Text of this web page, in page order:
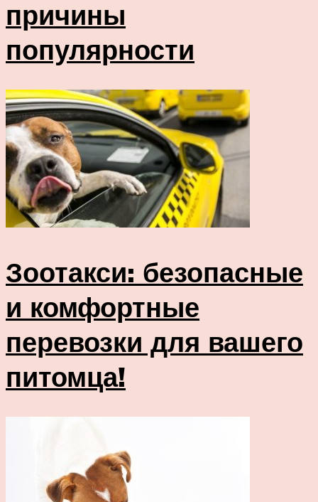
причины
популярности
Зоотакси: безопасные
и комфортные
перевозки для вашего
питомца!